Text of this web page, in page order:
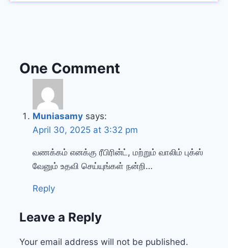
One Comment
Muniasamy says:
April 30, 2025 at 3:32 pm
வணக்கம் எனக்கு ரீபிரின்ட், மற்றும் வாலிம் புக்ஸ்
வேனும் உதவி செய்யுங்கள் நன்றி…
Reply
Leave a Reply
Your email address will not be published.